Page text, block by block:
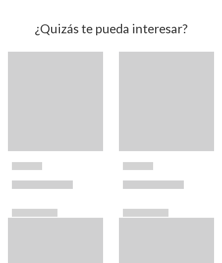
¿Quizás te pueda interesar?